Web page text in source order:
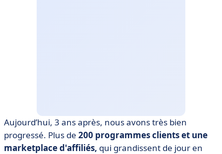
Aujourd’hui, 3 ans après, nous avons très bien
progressé. Plus de 200 programmes clients et une
marketplace d'affiliés, qui grandissent de jour en